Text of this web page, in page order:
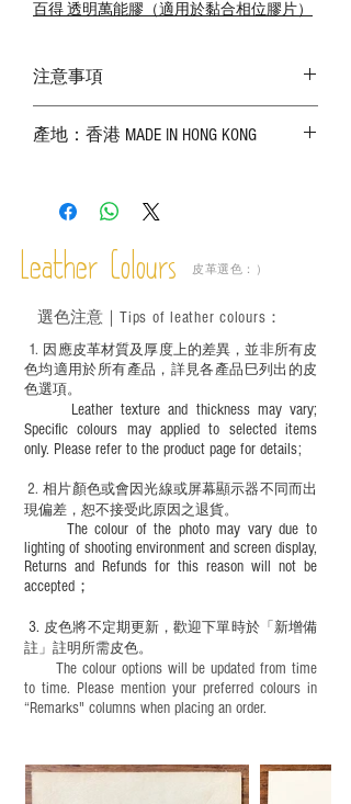
百得 透明萬能膠（適用於黏合相位膠片）
注意事項
實物為準；
－ 植鞣皮革容易受環境、使用程度等產生
成後定期在皮面塗上皮革專用清潔劑及貂
鼠油等；
適合六歲以下兒童使用；六至十二歲兒童
必須由成年人陪同下使用並應小心處理。
產地：香港 MADE IN HONG KONG
Leather Colours 皮革選色：）
1. ​ 因應皮革材質及厚度上的差異，並非所有皮
色均適用於所有產品，詳見各產品巳列出的皮
色選項。
Leather texture and thickness may vary;
Specific colours may applied to selected items
only. Please refer to the product page for details;
​2.相片顏色或會因光線或屏幕顯示器不同而出
現偏差，恕不接受此原因之退貨。
The colour of the photo may vary due to
lighting of shooting environment and screen display,
Returns and Refunds for this reason will not be
accepted；
3. 皮色將不定期更新，歡迎下單時於「新增備
註」註明 所需皮色。
The colour options will be updated from time
to time. Please mention your preferred colours in
“Remarks" columns when placing an order.
選色注意｜ Tips of leather colours ：